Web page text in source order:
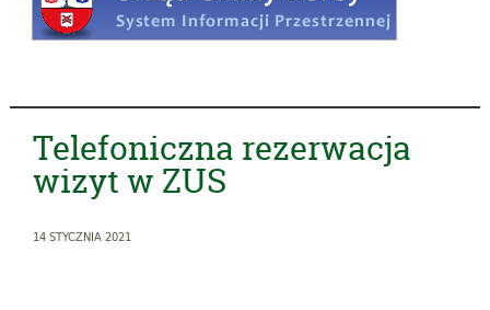
Telefoniczna rezerwacja
wizyt w ZUS
14 STYCZNIA 2021